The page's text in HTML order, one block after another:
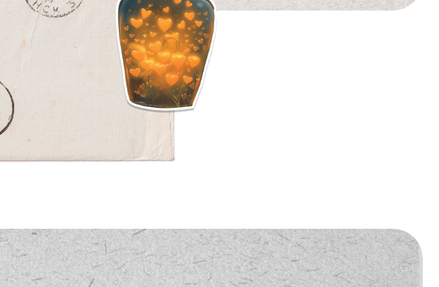
вы сказать, что окружающий мир
к вам доброжелательно?